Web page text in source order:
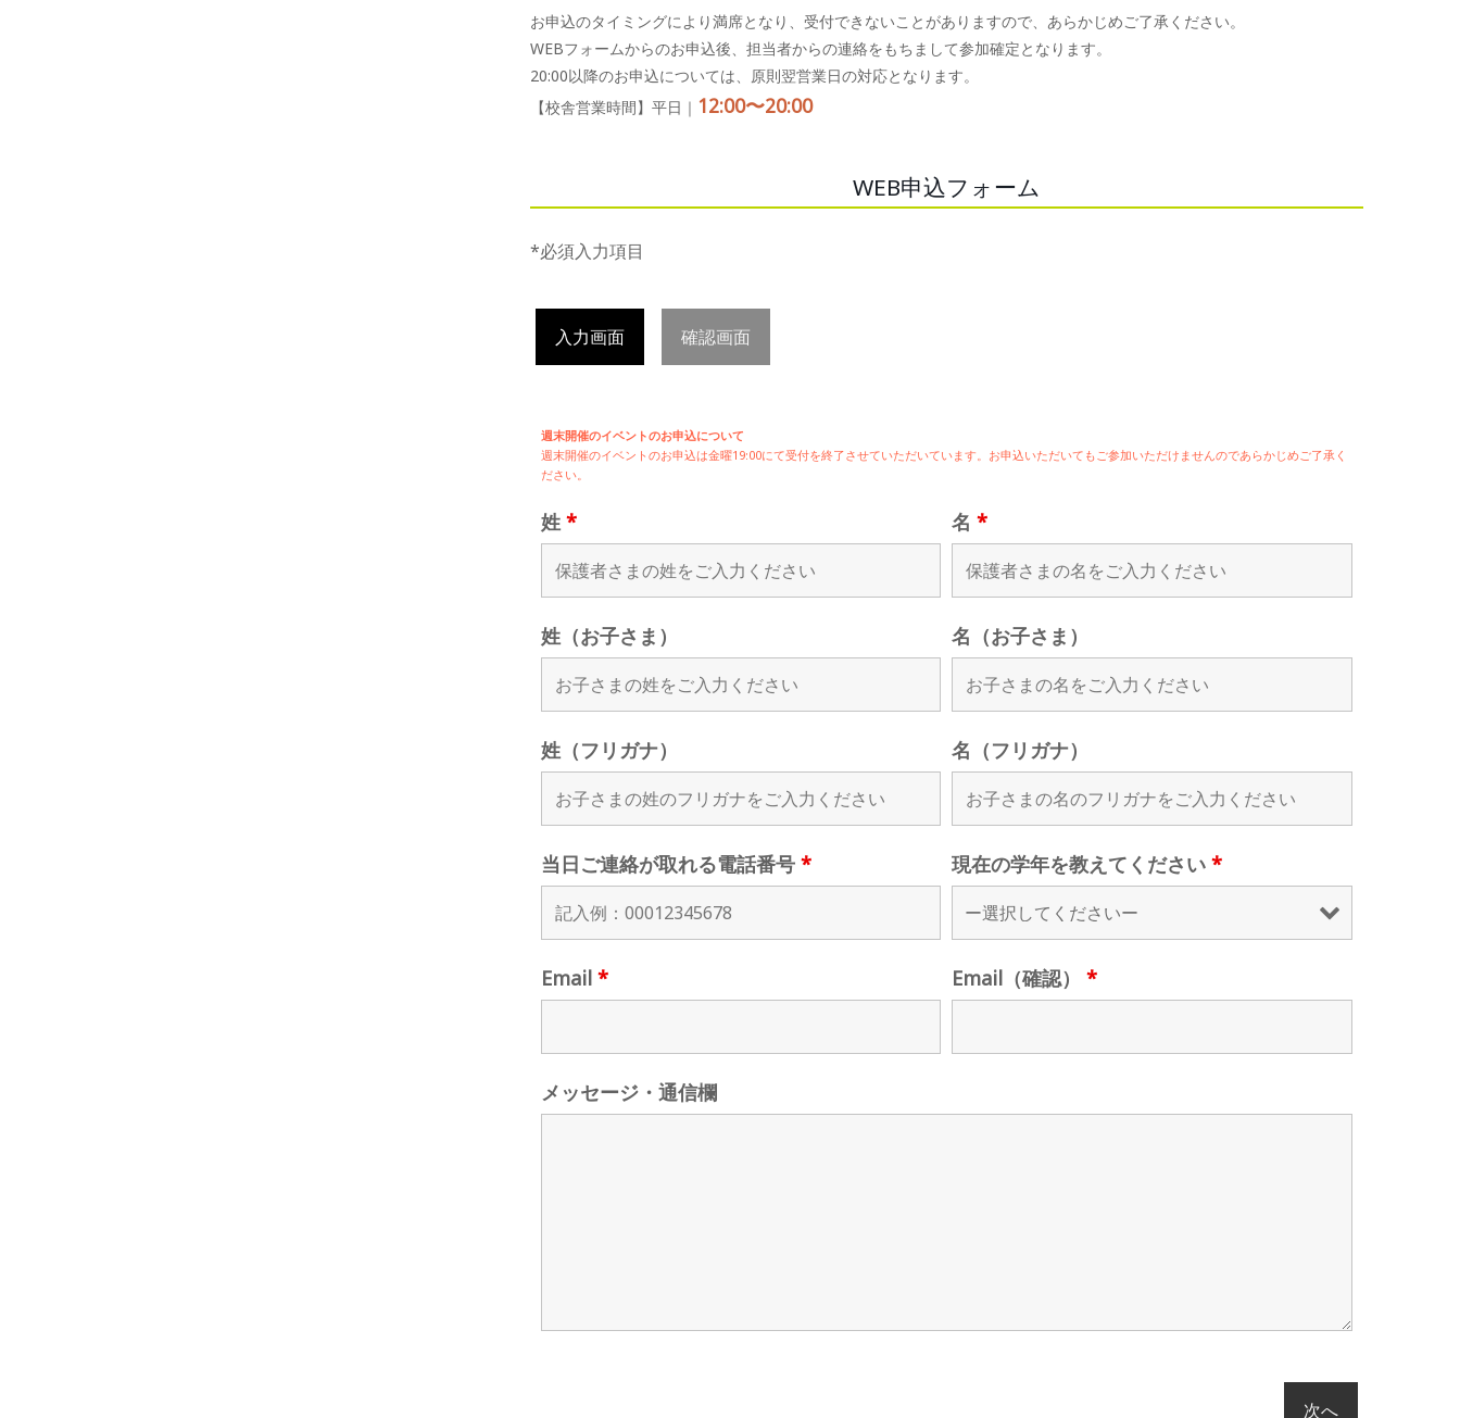
お申込のタイミングにより満席となり、受付できないことがありますので、あらかじめご了承ください。
WEBフォームからのお申込後、担当者からの連絡をもちまして参加確定となります。
20:00以降のお申込については、原則翌営業日の対応となります。
【校舎営業時間】平日｜ 12:00〜20:00
WEB申込フォーム
*必須入力項目
入力画面 確認画面
週末開催のイベントのお申込について
週末開催のイベントのお申込は金曜19:00にて受付を終了させていただいています。お申込いただいてもご参加いただけませんのであらかじめご了承く
ださい。
姓 * 名*
姓（お子さま） 名（お子さま）
姓（フリガナ） 名（フリガナ）
当日ご連絡が取れる電話番号 * 現在の学年を教えてください*
Email * Email（確認）*
メッセージ・通信欄